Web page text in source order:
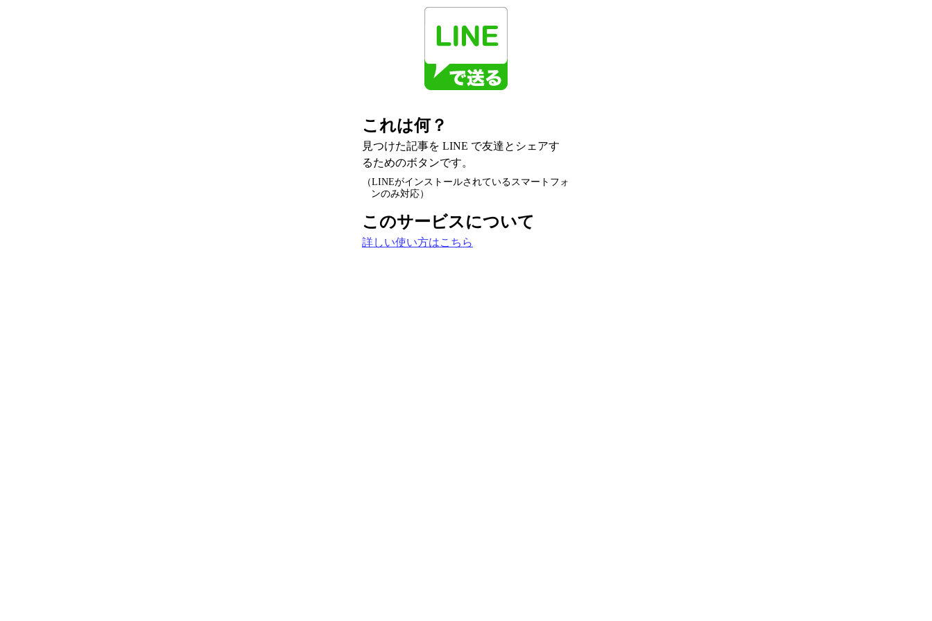
これは何？
見つけた記事を LINE で友達とシェアす
るためのボタンです。
（LINEがインストールされているスマートフォ
ンのみ対応）
このサービスについて
詳しい使い方はこちら